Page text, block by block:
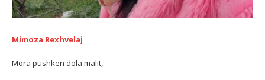
Mimoza Rexhvelaj
Mora pushkën dola malit,